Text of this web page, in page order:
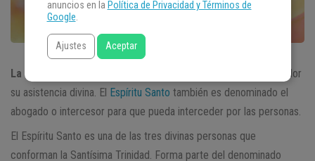
La oración al Espíritu Santo
procura pedir al Espíritu Consolador
su asistencia divina. El Espíritu Santo también es denominado el
abogado o intercesor para que pueda interceder por las personas.
El Espíritu Santo es una de las tres divinas personas que
conforman la Santísima Trinidad. Forma parte del denominado
anuncios en la Política de Privacidad y Términos de
Google.
Ajustes Aceptar